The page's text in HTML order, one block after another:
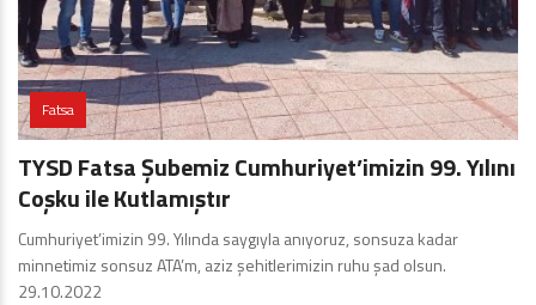
Fatsa
TYSD Fatsa Şubemiz Cumhuriyet’imizin 99. Yılını
Coşku ile Kutlamıştır
Cumhuriyet’imizin 99. Yılında saygıyla anıyoruz, sonsuza kadar
minnetimiz sonsuz ATA’m, aziz şehitlerimizin ruhu şad olsun.
29.10.2022